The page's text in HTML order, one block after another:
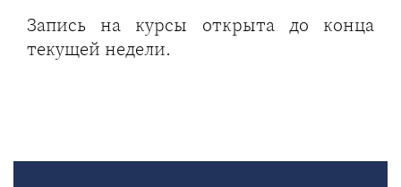
Запись на курсы открыта до конца
текущей недели.